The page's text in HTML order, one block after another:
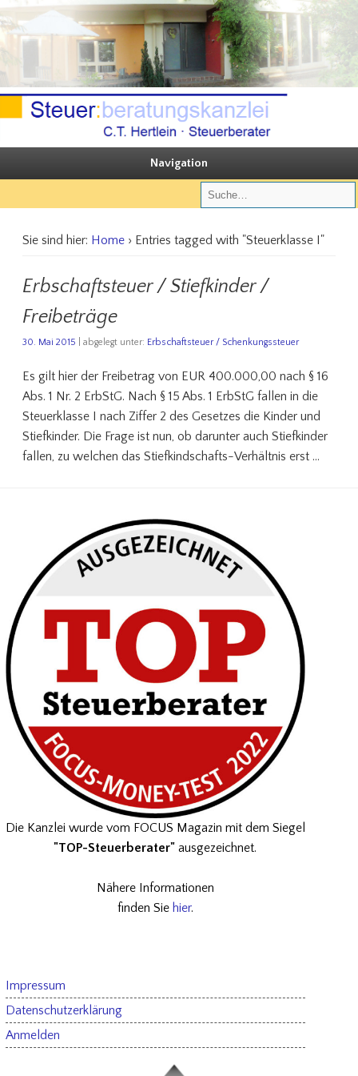
Steuerberatungskanzlei C.T. Hertlein
Sie steuern, wir beraten
Navigation
Sie sind hier: Home› Entries tagged with "Steuerklasse I"
Erbschaftsteuer / Stiefkinder /
Freibeträge
30. Mai 2015 | abgelegt unter: Erbschaftsteuer / Schenkungssteuer
Es gilt hier der Freibetrag von EUR 400.000,00 nach § 16
Abs. 1 Nr. 2 ErbStG. Nach § 15 Abs. 1 ErbStG fallen in die
Steuerklasse I nach Ziffer 2 des Gesetzes die Kinder und
Stiefkinder. Die Frage ist nun, ob darunter auch Stiefkinder
fallen, zu welchen das Stiefkindschafts-Verhältnis erst …
Die Kanzlei wurde vom FOCUS Magazin mit dem Siegel
"TOP-Steuerberater" ausgezeichnet.
Nähere Informationen
finden Sie hier.
Impressum
Datenschutzerklärung
Anmelden